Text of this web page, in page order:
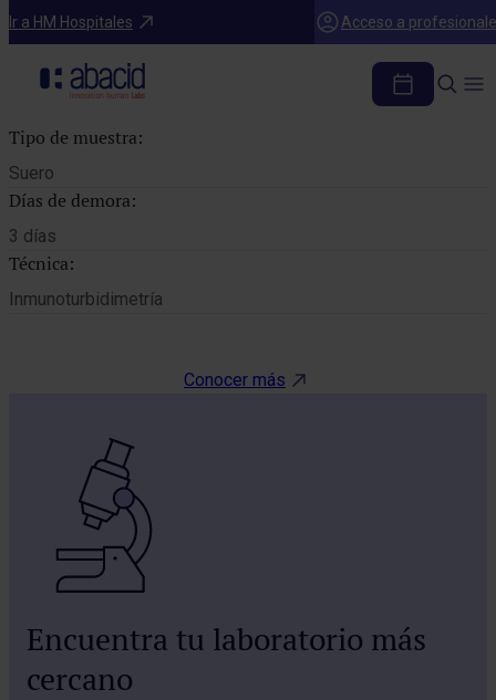
Ir a HM Hospitales Acceso a
Catálogo de pruebas
TRANSFERRINA
Tipo de muestra:
Suero
Días de demora:
3 días
Técnica:
Inmunoturbidimetría
Conocer más
Encuentra tu laboratorio más
cercano